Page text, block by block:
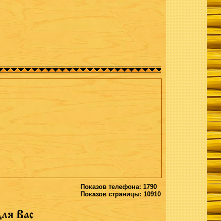
Показов телефона: 1790
Показов страницы: 10910
Вас